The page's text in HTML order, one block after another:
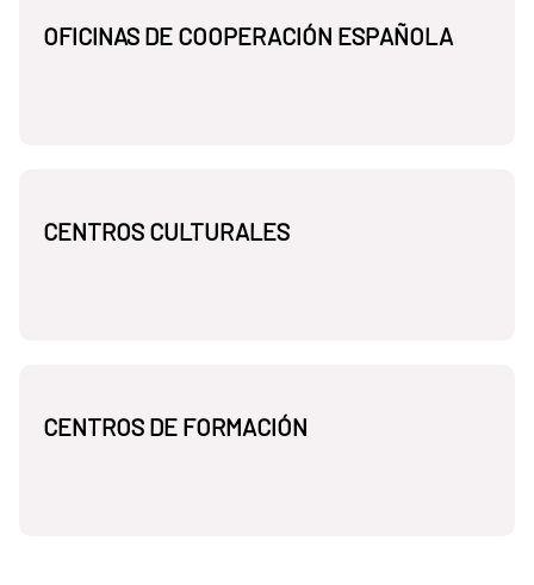
OFICINAS DE COOPERACIÓN ESPAÑOLA
CENTROS CULTURALES
CENTROS DE FORMACIÓN